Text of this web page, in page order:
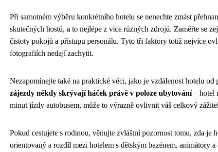
Při samotném výběru konkrétního hotelu se nenechte zmást
skutečných hostů, a to nejlépe z více různých zdrojů. Zaměřte se
čistoty pokojů a přístupu personálu. Tyto tři faktory totiž nejvíce
fotografiích nedají zachytit.
Nezapomínejte také na praktické věci, jako je vzdálenost hotelu
zájezdy někdy skrývají háček právě v poloze ubytování– hotel
minut jízdy autobusem, může to výrazně ovlivnit váš celkový
Pokud cestujete s rodinou, věnujte zvláštní pozornost tomu, zda
orientovaný a rozdíl mezi hotelem s dětským bazénem, animátory